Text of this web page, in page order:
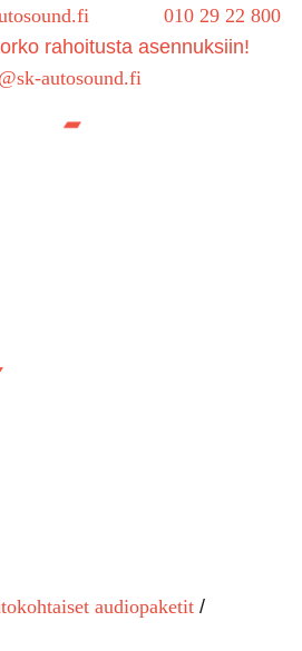
010 29 22 800
rahoitusta asennuksiin!
autosound.fi
audiopaketit